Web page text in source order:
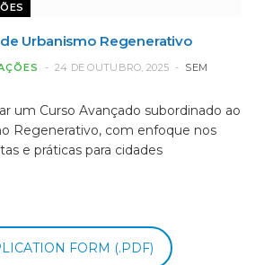
Urbanismo Regenerativo
24 DE OUTUBRO, 2025
SEM
um Curso Avançado subordinado ao
Regenerativo, com enfoque nos
e práticas para cidades
FORM (.PDF)